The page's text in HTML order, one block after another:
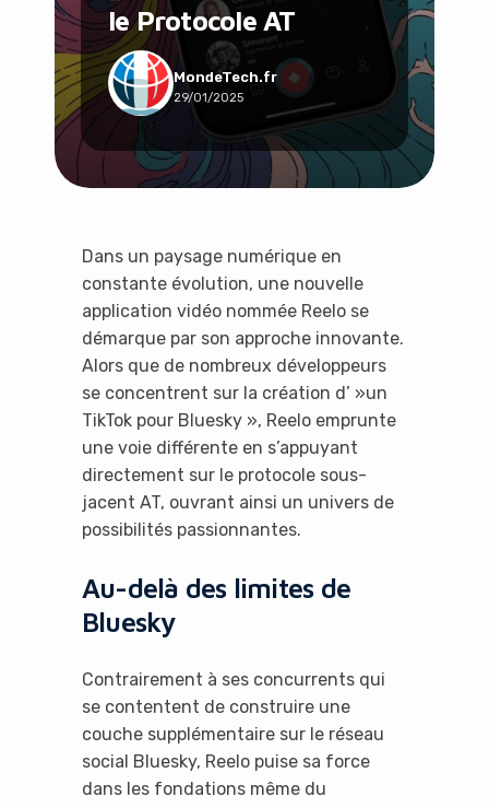
le Protocole AT
MondeTech.fr
29/01/2025
Dans un paysage numérique en
constante évolution, une nouvelle
application vidéo nommée Reelo se
démarque par son approche innovante.
Alors que de nombreux développeurs
se concentrent sur la création d’ »un
TikTok pour Bluesky », Reelo emprunte
une voie différente en s’appuyant
directement sur le protocole sous-
jacent AT, ouvrant ainsi un univers de
possibilités passionnantes.
Au-delà des limites de
Bluesky
Contrairement à ses concurrents qui
se contentent de construire une
couche supplémentaire sur le réseau
social Bluesky, Reelo puise sa force
dans les fondations même du
Social & Communauté
Tech & Développement
Travail & Productivité
Voyage